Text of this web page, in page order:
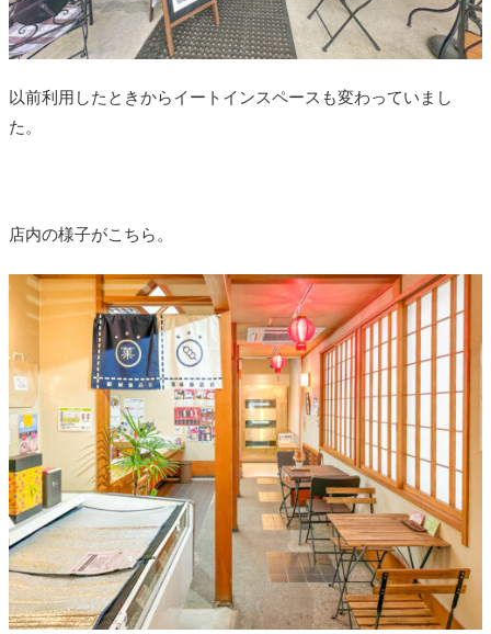
以前利用したときからイートインスペースも変わっていまし
た。
店内の様子がこちら。